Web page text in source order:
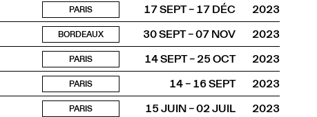
PARIS 17 SEPT – 17 DÉC
2023
BORDEAUX 30 SEPT – 07 NOV
2023
PARIS 14 SEPT – 25 OCT
2023
PARIS 14 – 16 SEPT
2023
PARIS 15 JUIN – 02 JUIL
2023